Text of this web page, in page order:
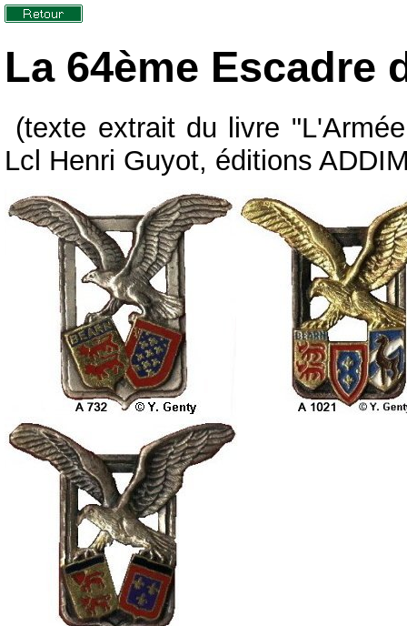
La 64ème Escadre
(texte extrait du livre
Lcl Henri Guyot, éditions